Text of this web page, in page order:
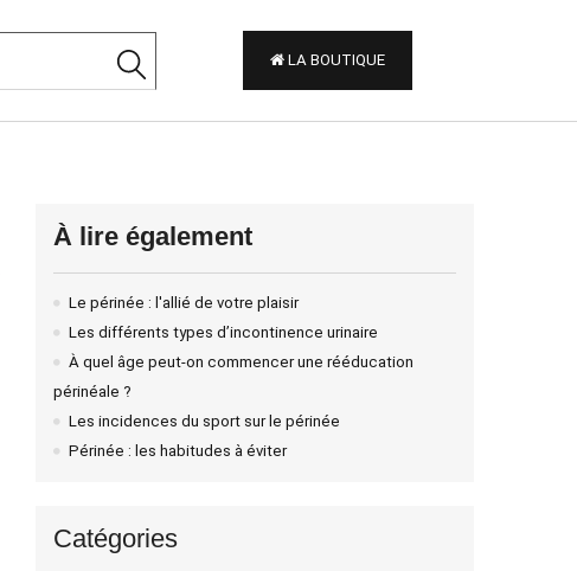
LA BOUTIQUE
À lire également
Le périnée : l'allié de votre plaisir
Les différents types d’incontinence urinaire
À quel âge peut-on commencer une rééducation
périnéale ?
Les incidences du sport sur le périnée
Périnée : les habitudes à éviter
Catégories